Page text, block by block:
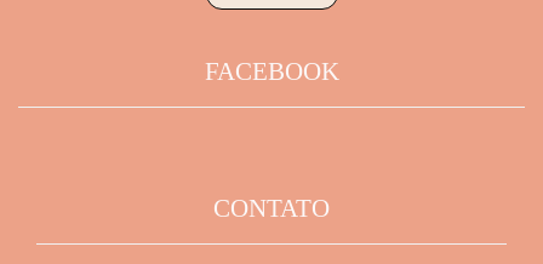
FACEBOOK
CONTATO